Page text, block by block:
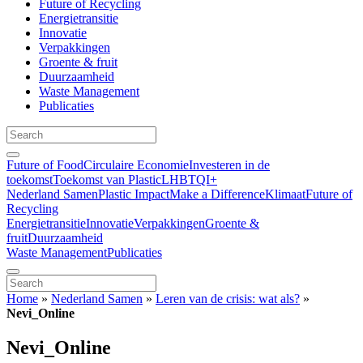
Future of Recycling
Energietransitie
Innovatie
Verpakkingen
Groente & fruit
Duurzaamheid
Waste Management
Publicaties
Future of FoodCirculaire EconomieInvesteren in de
toekomstToekomst van PlasticLHBTQI+
Nederland SamenPlastic ImpactMake a DifferenceKlimaatFuture of
Recycling
EnergietransitieInnovatieVerpakkingenGroente &
fruitDuurzaamheid
Waste ManagementPublicaties
Home » Nederland Samen » Leren van de crisis: wat als? »
Nevi_Online
Nevi_Online